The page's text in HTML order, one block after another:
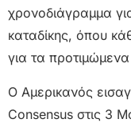
χρονοδιάγραμμα
καταδίκης, όπου
για τα
Ο Αμερικανός
Consensus στις 3